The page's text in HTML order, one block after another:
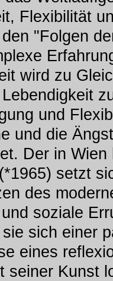
Flexibilität
"Folgen
wird zu
und
und die
Der in
setzt
des
soziale
sich einer
eines
seiner Kunst